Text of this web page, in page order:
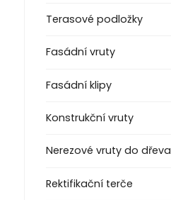
Terasové podložky
Fasádní vruty
Fasádní klipy
Konstrukční vruty
Nerezové vruty do dřeva
Rektifikační terče